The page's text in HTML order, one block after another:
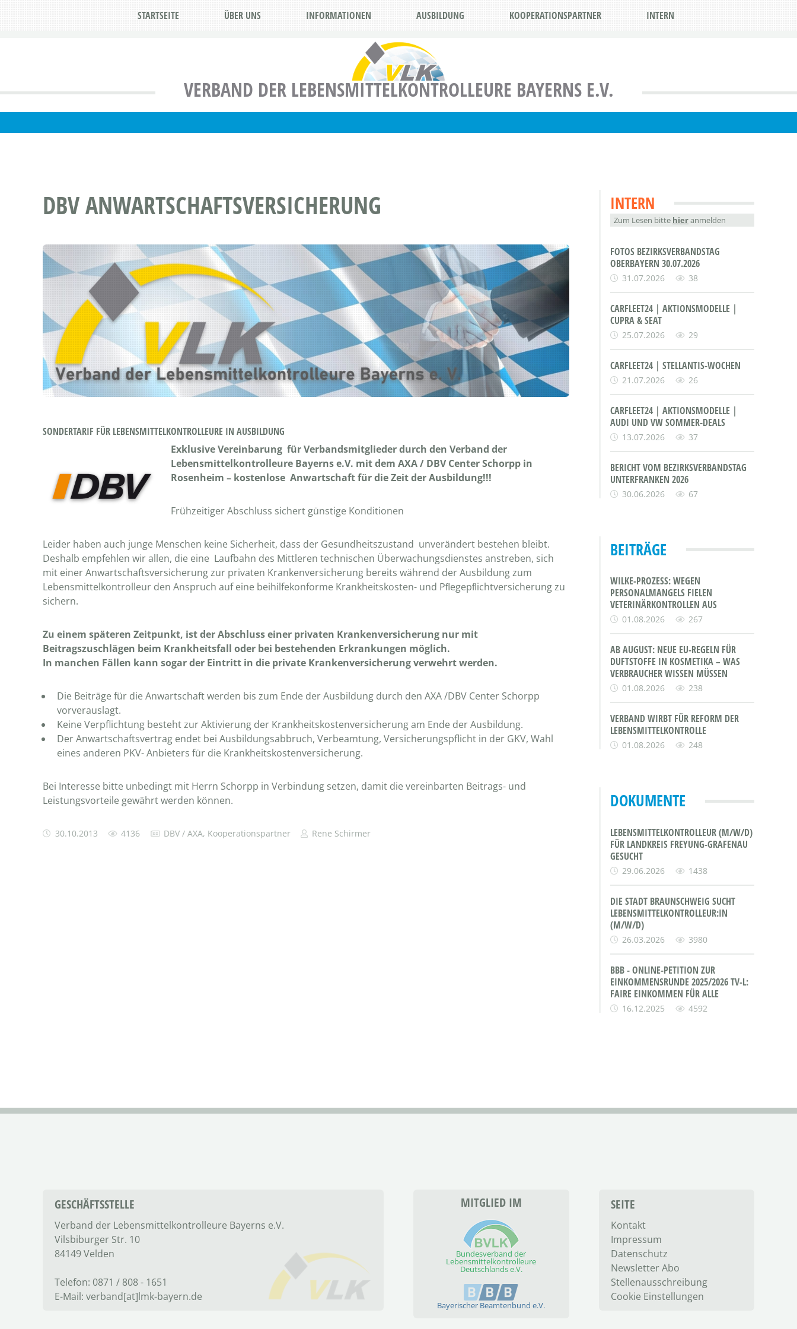
VERBAND DER LEBENSMITTELKONTROLLEURE BAYERNS E.V.
STARTSEITE ÜBER UNS INFORMATIONEN AUSBILDUNG KOOPERATIONSPARTNER INTERN
DBV ANWARTSCHAFTSVERSICHERUNG
SONDERTARIF FÜR LEBENSMITTELKONTROLLEURE IN AUSBILDUNG
Exklusive Vereinbarung für Verbandsmitglieder durch den Verband der
Lebensmittelkontrolleure Bayerns e.V. mit dem AXA / DBV Center Schorpp in
Rosenheim – kostenlose Anwartschaft für die Zeit der Ausbildung!!!
Frühzeitiger Abschluss sichert günstige Konditionen
Leider haben auch junge Menschen keine Sicherheit, dass der Gesundheitszustand unverändert bestehen bleibt.
Deshalb empfehlen wir allen, die eine Laufbahn des Mittleren technischen Überwachungsdienstes anstreben, sich
mit einer Anwartschaftsversicherung zur privaten Krankenversicherung bereits während der Ausbildung zum
Lebensmittelkontrolleur den Anspruch auf eine beihilfekonforme Krankheitskosten- und Pﬂegepﬂichtversicherung zu
sichern.
Zu einem späteren Zeitpunkt, ist der Abschluss einer privaten Krankenversicherung nur mit
Beitragszuschlägen beim Krankheitsfall oder bei bestehenden Erkrankungen möglich.
In manchen Fällen kann sogar der Eintritt in die private Krankenversicherung verwehrt werden.
Die Beiträge für die Anwartschaft werden bis zum Ende der Ausbildung durch den AXA /DBV Center Schorpp
vorverauslagt.
Keine Verpflichtung besteht zur Aktivierung der Krankheitskostenversicherung am Ende der Ausbildung.
Der Anwartschaftsvertrag endet bei Ausbildungsabbruch, Verbeamtung, Versicherungspflicht in der GKV, Wahl
eines anderen PKV- Anbieters für die Krankheitskostenversicherung.
Bei Interesse bitte unbedingt mit Herrn Schorpp in Verbindung setzen, damit die vereinbarten Beitrags- und
Leistungsvorteile gewährt werden können.
30.10.2013 4136 DBV / AXA, Kooperationspartner Rene Schirmer
INTERN
Zum Lesen bitte hieranmelden
FOTOS BEZIRKSVERBANDSTAG
OBERBAYERN 30.07.2026
31.07.2026 38
CARFLEET24 | AKTIONSMODELLE |
CUPRA & SEAT
25.07.2026 29
CARFLEET24 | STELLANTIS-WOCHEN
21.07.2026 26
CARFLEET24 | AKTIONSMODELLE |
AUDI UND VW SOMMER-DEALS
13.07.2026 37
BERICHT VOM BEZIRKSVERBANDSTAG
UNTERFRANKEN 2026
30.06.2026 67
BEITRÄGE
WILKE-PROZESS: WEGEN
PERSONALMANGELS FIELEN
VETERINÄRKONTROLLEN AUS
01.08.2026 267
AB AUGUST: NEUE EU-REGELN FÜR
DUFTSTOFFE IN KOSMETIKA – WAS
VERBRAUCHER WISSEN MÜSSEN
01.08.2026 238
VERBAND WIRBT FÜR REFORM DER
LEBENSMITTELKONTROLLE
01.08.2026 248
DOKUMENTE
LEBENSMITTELKONTROLLEUR (M/W/D)
FÜR LANDKREIS FREYUNG-GRAFENAU
GESUCHT
29.06.2026 1438
DIE STADT BRAUNSCHWEIG SUCHT
LEBENSMITTELKONTROLLEUR:IN
(M/W/D)
26.03.2026 3980
BBB - ONLINE-PETITION ZUR
EINKOMMENSRUNDE 2025/2026 TV-L:
FAIRE EINKOMMEN FÜR ALLE
16.12.2025 4592
GESCHÄFTSSTELLE
Verband der Lebensmittel­kontrolleure Bayerns e.V.
Vilsbiburger Str. 10
84149 Velden
Telefon: 0871 / 808 - 1651
E-Mail: verband[at]lmk-bayern.de
MITGLIED IM
Bundesverband der
Lebensmittelkontrolleure
Deutschlands e.V.
Bayerischer Beamtenbund e.V.
SEITE
Kontakt
Impressum
Datenschutz
Newsletter Abo
Stellenausschreibung
Cookie Einstellungen